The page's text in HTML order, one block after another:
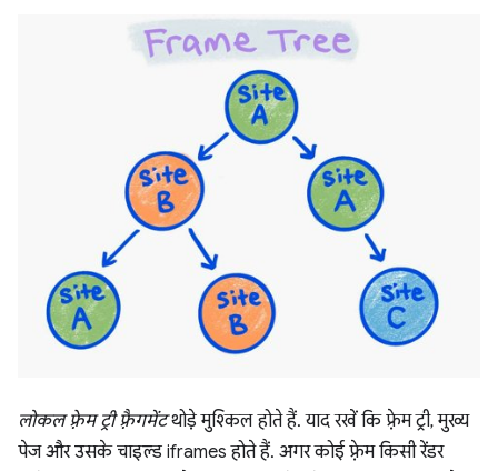
लोकल फ़्रेम ट्री फ़्रैगमेंटथोड़े मुश्किल होते हैं. याद रखें कि फ़्रेम ट्री, मुख्य
पेज और उसके चाइल्ड iframes होते हैं. अगर कोई फ़्रेम किसी रेंडर